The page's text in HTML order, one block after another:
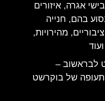
אגרה, איזורים
בהם, חנייה
מהירויות,
לבראשוב –
של בוקרשט